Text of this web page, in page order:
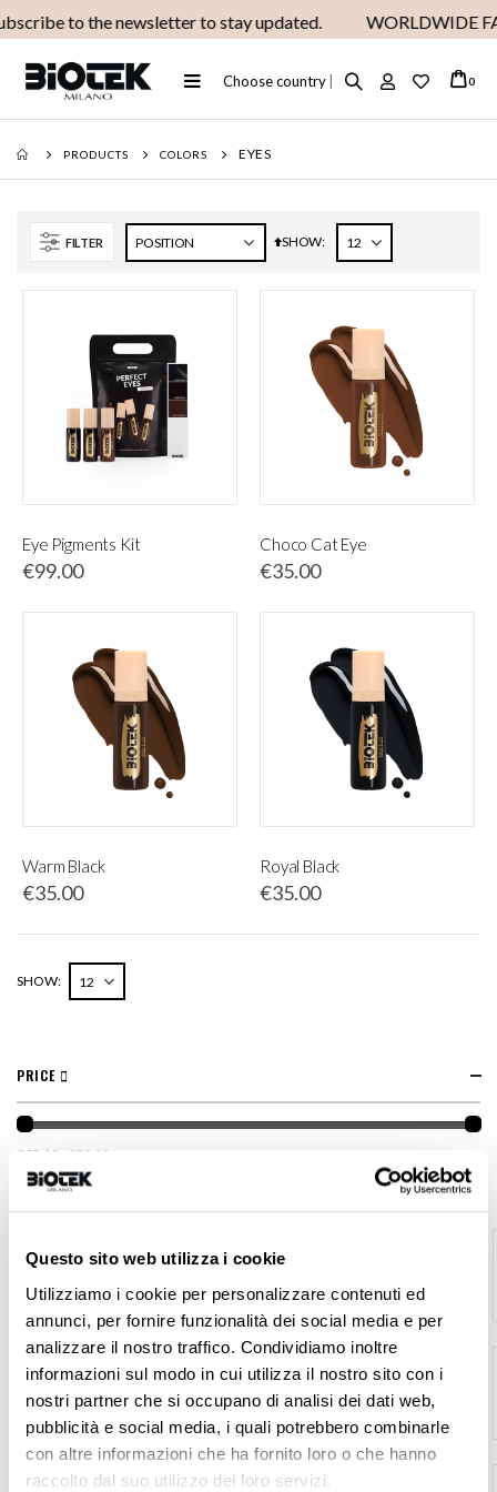
Questo sito web utilizza i cookie
Utilizziamo i cookie per personalizzare contenuti ed
annunci, per fornire funzionalità dei social media e per
analizzare il nostro traffico. Condividiamo inoltre
informazioni sul modo in cui utilizza il nostro sito con i
nostri partner che si occupano di analisi dei dati web,
pubblicità e social media, i quali potrebbero combinarle
con altre informazioni che ha fornito loro o che hanno
raccolto dal suo utilizzo dei loro servizi.
to the newsletter to stay updated. WORLDWIDE
Toggle
Nav
Choose country Cart
0
PRODUCTS COLORS EYES
FILTER Set
SHOW
Eye Pigments Kit
€99.00
Choco Cat Eye
€35.00
Warm Black
€35.00
Royal Black
€35.00
SHOW
PRICE
€35.00 - €99.00
€165.00
Marker White
€11.00
ERA Lumina + Console Maestro